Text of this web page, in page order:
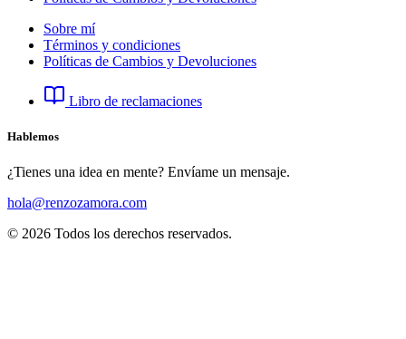
Sobre mí
Términos y condiciones
Políticas de Cambios y Devoluciones
Libro de reclamaciones
Hablemos
¿Tienes una idea en mente? Envíame un mensaje.
hola@renzozamora.com
© 2026 Todos los derechos reservados.